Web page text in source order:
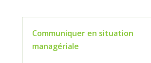
Communiquer en situation
managériale